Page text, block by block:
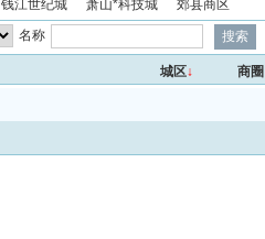
钱江世纪城 萧山*科技城
郊县商区
名称
城区↓ 商圈